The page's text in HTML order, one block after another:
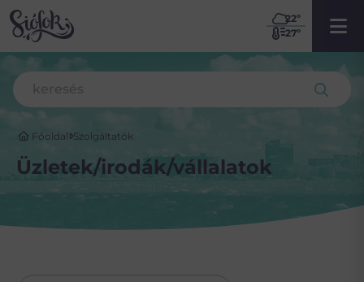
22º
27º
Főoldal Szolgáltatók
Üzletek/irodák/vállalatok